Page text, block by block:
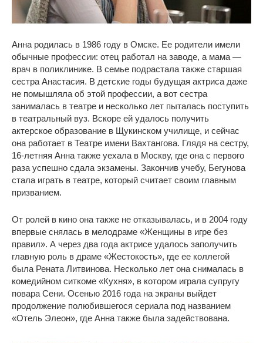
Анна родилась в 1986 году в Омске. Ее родители имели
обычные профессии: отец работал на заводе, а мама —
врач в поликлинике. В семье подрастала также старшая
сестра Анастасия. В детские годы будущая актриса даже
не помышляла об этой профессии, а вот сестра
занималась в театре и несколько лет пыталась поступить
в театральный вуз. Вскоре ей удалось получить
актерское образование в Щукинском училище, и сейчас
она работает в Театре имени Вахтангова. Глядя на сестру,
16-летняя Анна также уехала в Москву, где она с первого
раза успешно сдала экзамены. Закончив учебу, Бегунова
стала играть в театре, который считает своим главным
призванием.
От ролей в кино она также не отказывалась, и в 2004 году
впервые снялась в мелодраме «Женщины в игре без
правил». А через два года актрисе удалось заполучить
главную роль в драме «Жестокость», где ее коллегой
была Рената Литвинова. Несколько лет она снималась в
комедийном ситкоме «Кухня», в котором играла супругу
повара Сени. Осенью 2016 года на экраны выйдет
продолжение полюбившегося сериала под названием
«Отель Элеон», где Анна также была задействована.